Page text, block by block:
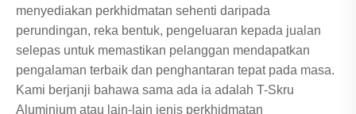
menyediakan perkhidmatan sehenti daripada
perundingan, reka bentuk, pengeluaran kepada jualan
selepas untuk memastikan pelanggan mendapatkan
pengalaman terbaik dan penghantaran tepat pada masa.
Kami berjanji bahawa sama ada ia adalah T-Skru
Aluminium atau lain-lain jenis perkhidmatan